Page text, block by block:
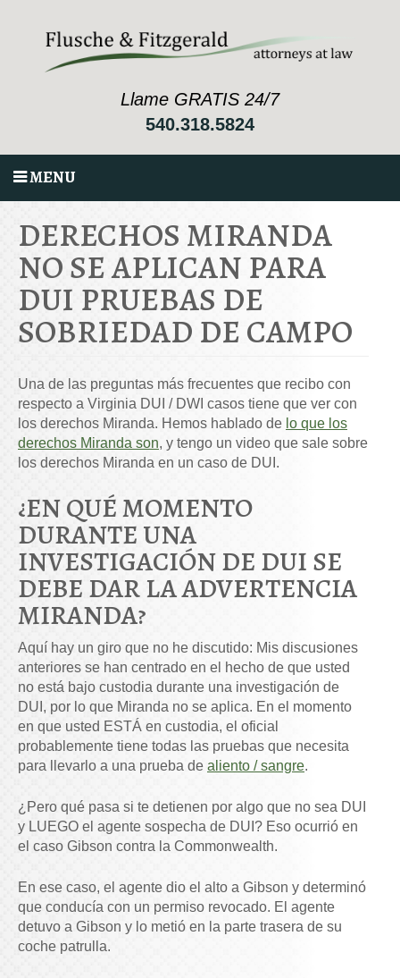
Llame GRATIS 24/7
540.318.5824
MENU
DERECHOS MIRANDA
NO SE APLICAN PARA
DUI PRUEBAS DE
SOBRIEDAD DE CAMPO
Una de las preguntas más frecuentes que recibo con
respecto a Virginia DUI / DWI casos tiene que ver con
los derechos Miranda. Hemos hablado de lo que los
derechos Miranda son, y tengo un video que sale sobre
los derechos Miranda en un caso de DUI.
¿EN QUÉ MOMENTO
DURANTE UNA
INVESTIGACIÓN DE DUI SE
DEBE DAR LA ADVERTENCIA
MIRANDA?
Aquí hay un giro que no he discutido: Mis discusiones
anteriores se han centrado en el hecho de que usted
no está bajo custodia durante una investigación de
DUI, por lo que Miranda no se aplica. En el momento
en que usted ESTÁ en custodia, el oficial
probablemente tiene todas las pruebas que necesita
para llevarlo a una prueba de aliento / sangre.
¿Pero qué pasa si te detienen por algo que no sea DUI
y LUEGO el agente sospecha de DUI? Eso ocurrió en
el caso Gibson contra la Commonwealth.
En ese caso, el agente dio el alto a Gibson y determinó
que conducía con un permiso revocado. El agente
detuvo a Gibson y lo metió en la parte trasera de su
coche patrulla.